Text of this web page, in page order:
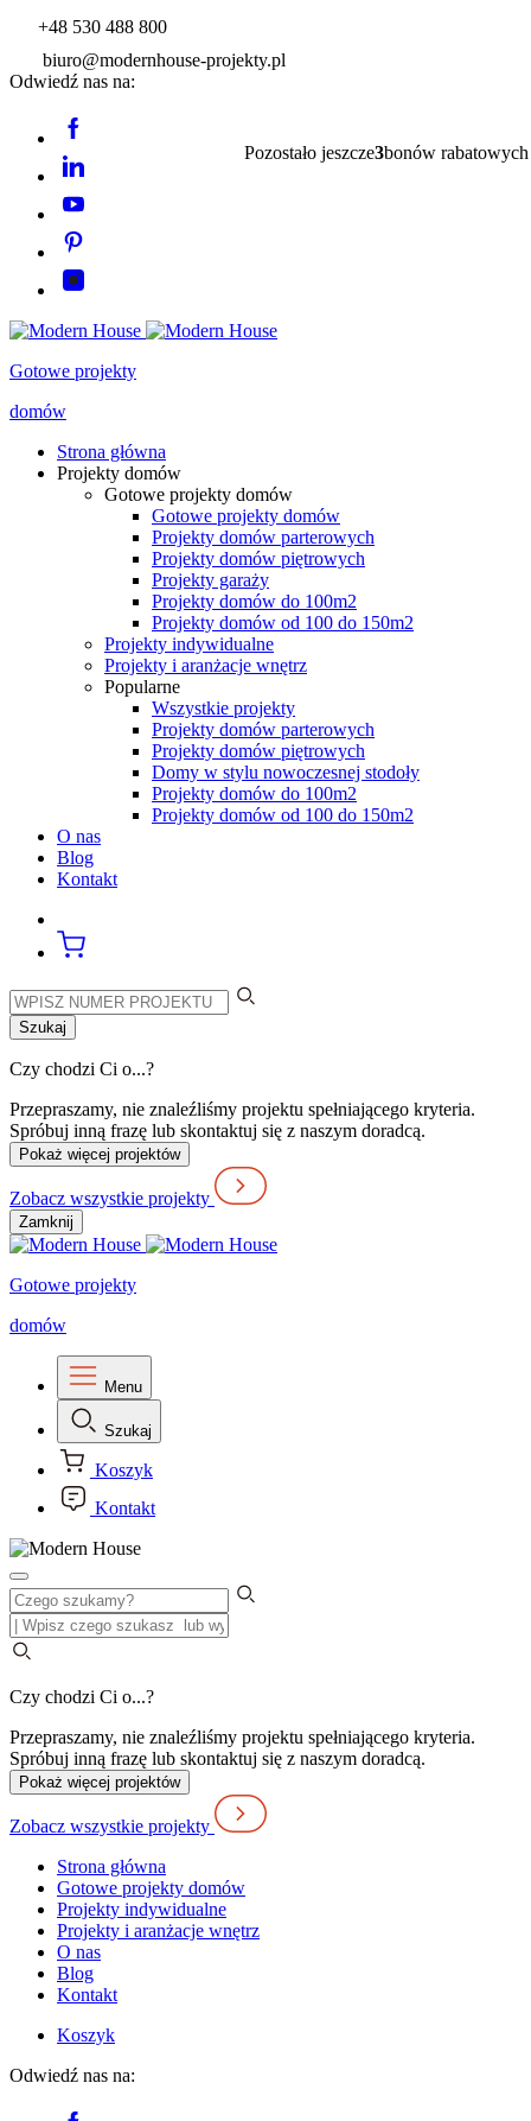
+48 530 488 800
biuro@modernhouse-projekty.pl
Odwiedź nas na:
Gotowe projekty
domów
Strona główna
Projekty domów
Gotowe projekty domów
Gotowe projekty domów
Projekty domów parterowych
Projekty domów piętrowych
Projekty garaży
Projekty domów do 100m2
Projekty domów od 100 do 150m2
Projekty indywidualne
Projekty i aranżacje wnętrz
Popularne
Wszystkie projekty
Projekty domów parterowych
Projekty domów piętrowych
Domy w stylu nowoczesnej stodoły
Projekty domów do 100m2
Projekty domów od 100 do 150m2
O nas
Blog
Kontakt
Szukaj
Czy chodzi Ci o...?
Przepraszamy, nie znaleźliśmy projektu spełniającego kryteria.
Spróbuj inną frazę lub skontaktuj się z naszym doradcą.
Pokaż więcej projektów
Zobacz wszystkie projekty
Zamknij
Gotowe projekty
domów
Menu
Szukaj
Koszyk
Kontakt
Czy chodzi Ci o...?
Przepraszamy, nie znaleźliśmy projektu spełniającego kryteria.
Spróbuj inną frazę lub skontaktuj się z naszym doradcą.
Pokaż więcej projektów
Zobacz wszystkie projekty
Strona główna
Gotowe projekty domów
Projekty indywidualne
Projekty i aranżacje wnętrz
O nas
Blog
Kontakt
Koszyk
Odwiedź nas na:
Pozostało jeszcze3bonów rabatowych